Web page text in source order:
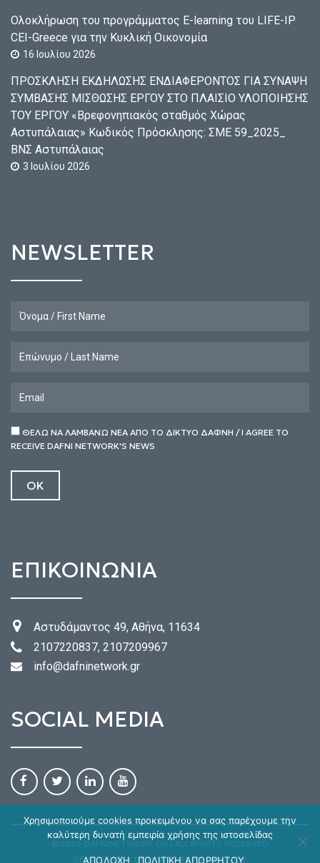
Ολοκλήρωση του προγράμματος E-learning του LIFE-IP
CEI-Greece για την Κυκλική Οικονομία
16 Ιουλίου 2026
ΠΡΟΣΚΛΗΣΗ ΕΚΔΗΛΩΣΗΣ ΕΝΔΙΑΦΕΡΟΝΤΟΣ ΓΙΑ ΣΥΝΑΨΗ
ΣΥΜΒΑΣΗΣ ΜΙΣΘΩΣΗΣ ΕΡΓΟΥ ΣΤΟ ΠΛΑΙΣΙΟ ΥΛΟΠΟΙΗΣΗΣ
ΤΟΥ ΕΡΓΟΥ «Βρεφονηπιακός σταθμός Χώρας
Αστυπάλαιας» Κωδικός Πρόσκλησης: ΣΜΕ 59_2025_
ΒΝΣ Αστυπάλαιας
3 Ιουλίου 2026
NEWSLETTER
ΘΕΛΩ ΝΑ ΛΑΜΒΑΝΩ ΝΕΑ ΑΠΟ ΤΟ ΔΙΚΤΥΟ ΔΑΦΝΗ / I AGREE TO
RECEIVE DAFNI NETWORK'S NEWS
ΕΠΙΚΟΙΝΩΝΙΑ
Αστυδάμαντος 49, Αθήνα, 11634
2107220837, 2107209967
info@dafninetwork.gr
SOCIAL MEDIA
©2026 DAFNINETWORK.GR | ALL RIGHTS RESERVED
DEVELOPED & DESIGNED BYHIREMYCODE
Χρησιμοποιούμε cookies προκειμένου να σας παρέχουμε την
καλύτερη δυνατή εμπειρία χρήσης της ιστοσελίδας
ΑΠΟΔΟΧΗ ΠΟΛΙΤΙΚΗ ΑΠΟΡΡΗΤΟΥ